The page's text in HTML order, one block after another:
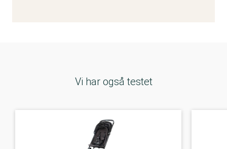
Vi har også testet